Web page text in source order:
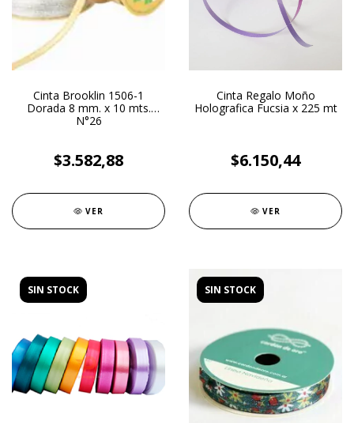
Cinta Brooklin 1506-1
Dorada 8 mm. x 10 mts.
N°26
$3.582,88
VER
Cinta Regalo Moño
Holografica Fucsia x 225 mt
$6.150,44
VER
SIN STOCK SIN STOCK